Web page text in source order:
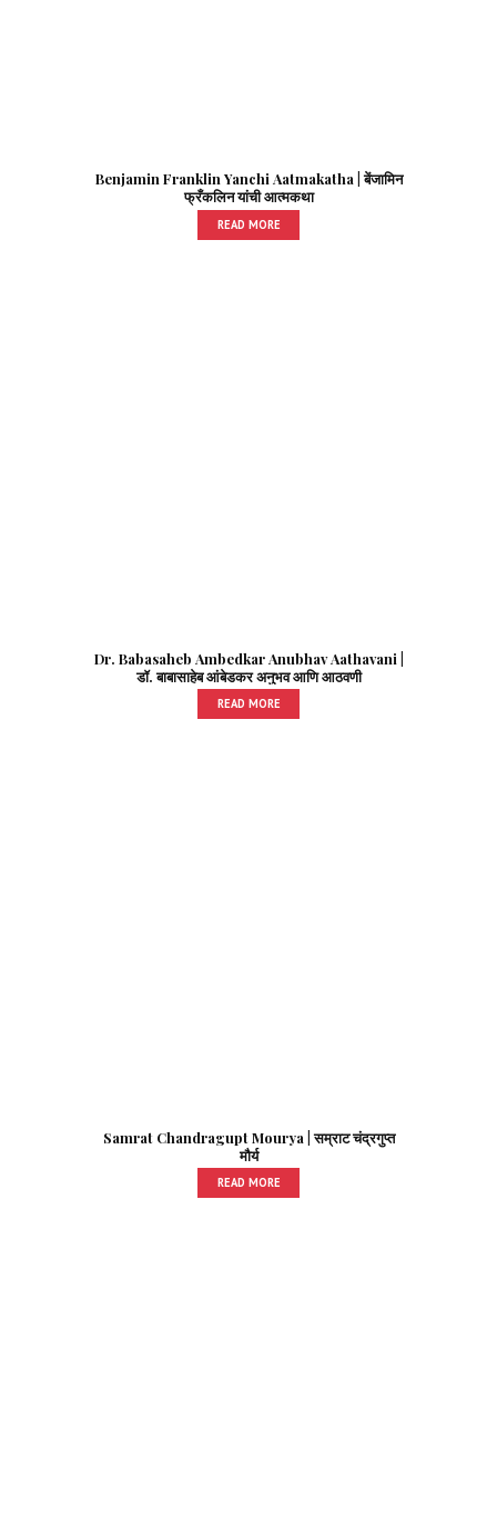
Benjamin Franklin Yanchi Aatmakatha | बेंजामिन
फ्रँकलिन यांची आत्मकथा
READ MORE
Dr. Babasaheb Ambedkar Anubhav Aathavani |
डॉ. बाबासाहेब आंबेडकर अनुभव आणि आठवणी
READ MORE
Samrat Chandragupt Mourya | सम्राट चंद्रगुप्त
मौर्य
READ MORE